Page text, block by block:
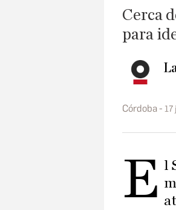
Cerca
para
Córdoba 17
E l